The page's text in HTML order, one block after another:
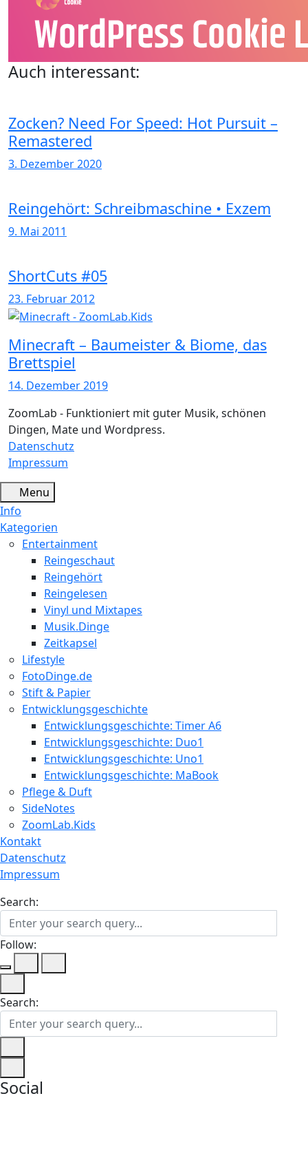
Auch interessant:
Zocken? Need For Speed: Hot Pursuit –
Remastered
3. Dezember 2020
Reingehört: Schreibmaschine • Exzem
9. Mai 2011
ShortCuts #05
23. Februar 2012
Minecraft – Baumeister & Biome, das
Brettspiel
14. Dezember 2019
ZoomLab - Funktioniert mit guter Musik, schönen
Dingen, Mate und Wordpress.
Datenschutz
Impressum
Menu
Info
Kategorien
Entertainment
Reingeschaut
Reingehört
Reingelesen
Vinyl und Mixtapes
Musik.Dinge
Zeitkapsel
Lifestyle
FotoDinge.de
Stift & Papier
Entwicklungsgeschichte
Entwicklungsgeschichte: Timer A6
Entwicklungsgeschichte: Duo1
Entwicklungsgeschichte: Uno1
Entwicklungsgeschichte: MaBook
Pflege & Duft
SideNotes
ZoomLab.Kids
Kontakt
Datenschutz
Impressum
Search:
Follow:
Search:
Social